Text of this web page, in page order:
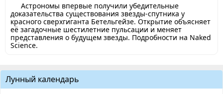
Астрономы впервые получили убедительные
доказательства существования звезды-спутника у
красного сверхгиганта Бетельгейзе. Открытие объясняет
её загадочные шестилетние пульсации и меняет
представления о будущем звезды. Подробности на Naked
Science.
Лунный календарь